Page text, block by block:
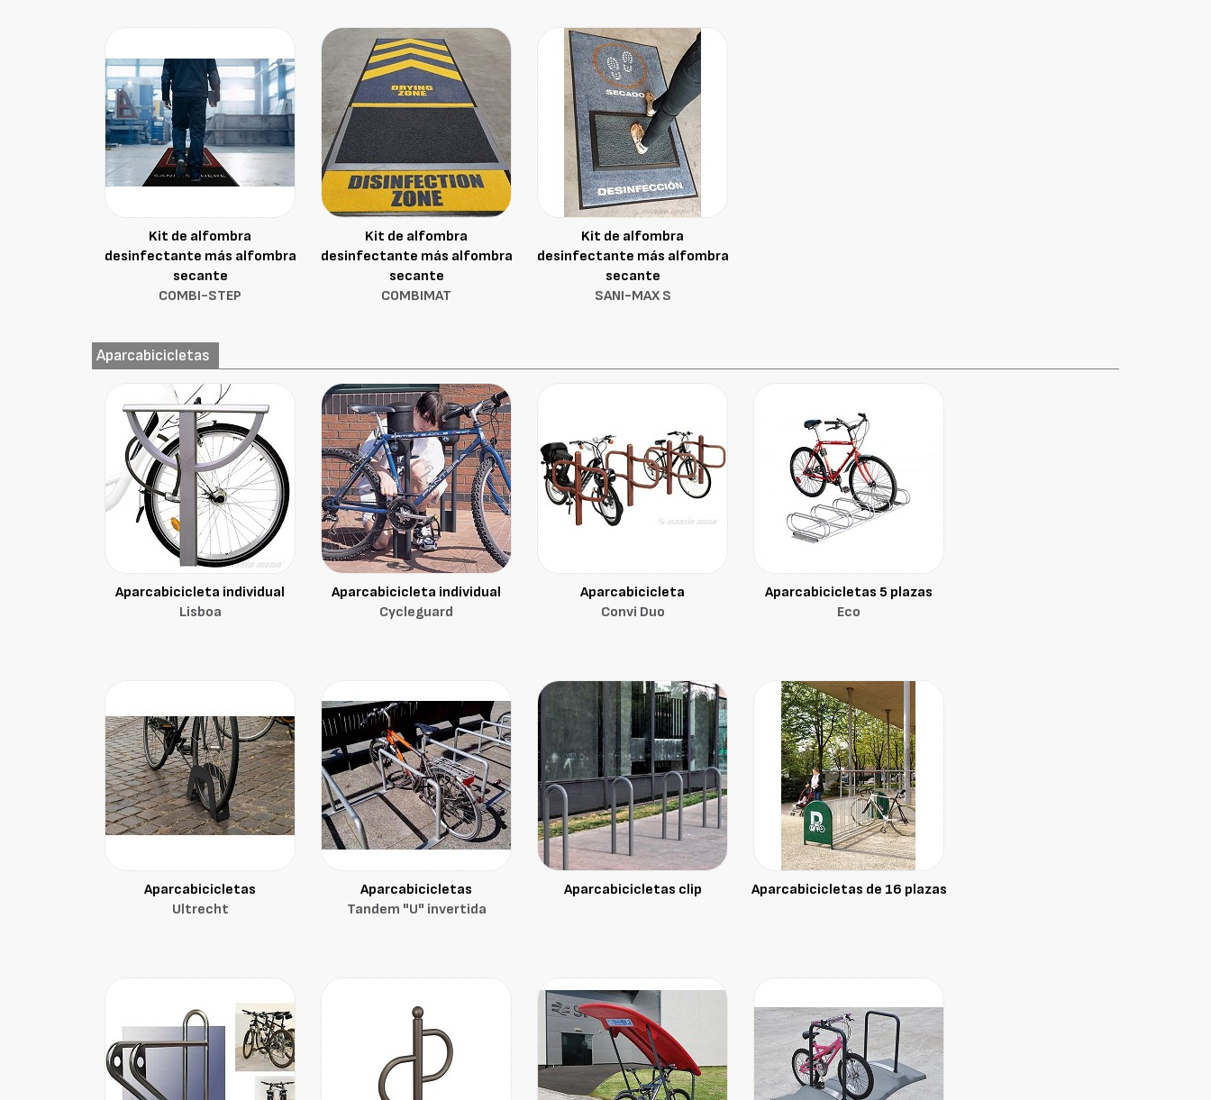
Kit de alfombra
desinfectante más alfombra
secante
COMBI-STEP
Kit de alfombra
desinfectante más alfombra
secante
COMBIMAT
Kit de alfombra
desinfectante más alfombra
secante
SANI-MAX S
Aparcabicicletas
Aparcabicicleta individual
Lisboa
Aparcabicicleta individual
Cycleguard
Aparcabicicleta
Convi Duo
Aparcabicicletas 5 plazas
Eco
Aparcabicicletas
Ultrecht
Aparcabicicletas
Tandem "U" invertida
Aparcabicicletas clip Aparcabicicletas de 16 plazas